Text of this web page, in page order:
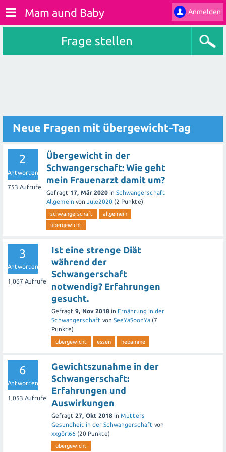
Anmelden
Mam aund Baby
Frage stellen
Neue Fragen mit übergewicht-Tag
2
Antworten
753 Aufrufe
Übergewicht in der
Schwangerschaft: Wie geht
mein Frauenarzt damit um?
Gefragt 17, Mär 2020 in Schwangerschaft
Allgemein von Jule2020 (2 Punkte)
schwangerschaft
allgemein
übergewicht
3
Antworten
1,067 Aufrufe
Ist eine strenge Diät
während der
Schwangerschaft
notwendig? Erfahrungen
gesucht.
Gefragt 9, Nov 2018 in Ernährung in der
Schwangerschaft von SeeYaSoonYa (7
Punkte)
übergewicht essen hebamme
6
Antworten
1,053 Aufrufe
Gewichtszunahme in der
Schwangerschaft:
Erfahrungen und
Auswirkungen
Gefragt 27, Okt 2018 in Mutters
Gesundheit in der Schwangerschaft von
xxgörl66 (20 Punkte)
übergewicht